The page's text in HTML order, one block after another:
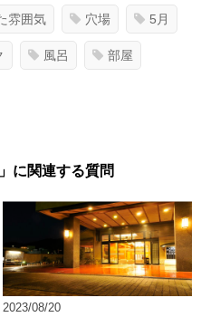
雰囲気 穴場 5月
風呂 部屋
に関連する質問
2023/08/20